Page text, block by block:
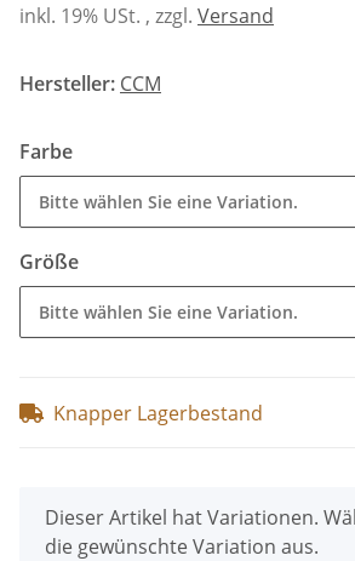
inkl. 19% USt. , zzgl. Versand
Hersteller: CCM
Farbe
Bitte wählen Sie eine Variation.
Größe
Bitte wählen Sie eine Variation.
Knapper Lagerbestand
x
Dieser Artikel hat Variationen.
die gewünschte Variation aus.